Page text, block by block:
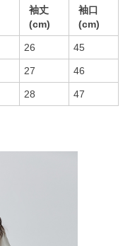
袖丈
(cm)
袖口
(cm)
26 45
27 46
28 47